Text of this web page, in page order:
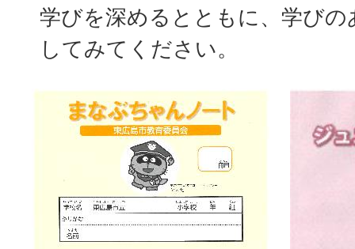
学びを深めるとともに、学び
してみてください。